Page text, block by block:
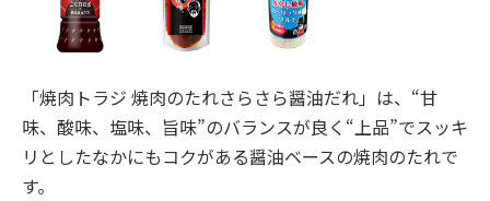
「焼肉トラジ 焼肉のたれさらさら醤油だれ」は、“甘
味、酸味、塩味、旨味”のバランスが良く“上品”でスッキ
リとしたなかにもコクがある醤油ベースの焼肉のたれで
す。